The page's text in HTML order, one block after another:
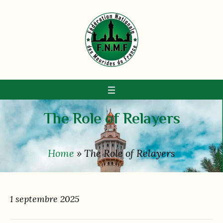
The Role of Relayers
Home » The Role of Relayers
1 septembre 2025